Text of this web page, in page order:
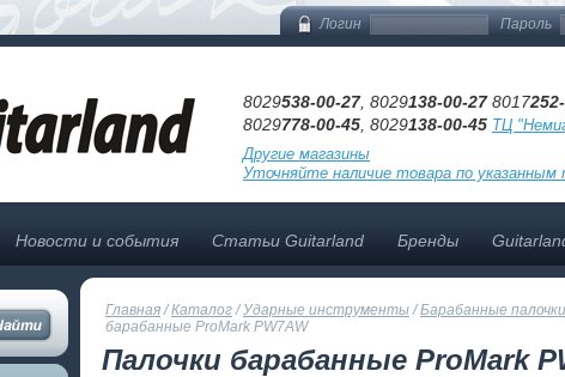
Логин Пароль
8029538-00-27, 8029138-00-278017
8029778-00-45 , 8029138-00-45 ТЦ
Другие магазины
Уточняйте наличие товара по
Новости и события Статьи Guitarland Бренды
Главная/Каталог/Ударные инструменты/Барабанные палочки
барабанные ProMark PW7AW
Палочки барабанные ProMark